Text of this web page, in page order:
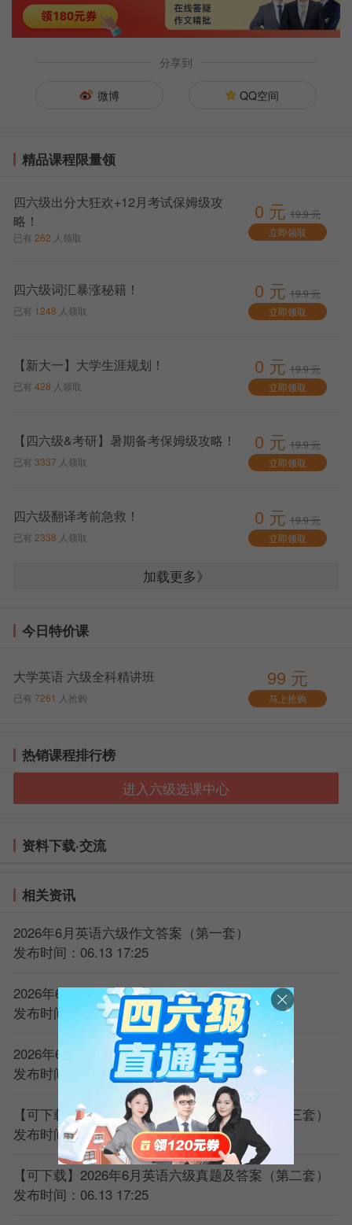
分享到
微博 QQ空间
精品课程限量领
四六级出分大狂欢+12月考试保姆级攻
略！
已有 262 人领取
0 元 19.9 元
立即领取
四六级词汇暴涨秘籍！
已有 1248 人领取
0 元 19.9 元
立即领取
【新大一】大学生涯规划！
已有 428 人领取
0 元 19.9 元
立即领取
【四六级&考研】暑期备考保姆级攻略！
已有 3337 人领取
0 元 19.9 元
立即领取
四六级翻译考前急救！
已有 2338 人领取
0 元 19.9 元
立即领取
加载更多》
今日特价课
大学英语 六级全科精讲班
已有 7261 人抢购
99 元
马上抢购
热销课程排行榜
进入六级选课中心
资料下载·交流
相关资讯
2026年6月英语六级作文答案（第一套）
发布时间：06.13 17:25
2026年6月英语六级作文答案（第二套）
发布时间：06.13 17:25
2026年6月英语六级听力原文（第一套）
发布时间：06.13 17:25
【可下载】2026年6月英语六级真题及答案（第三套）
发布时间：06.13 17:25
【可下载】2026年6月英语六级真题及答案（第二套）
发布时间：06.13 17:25